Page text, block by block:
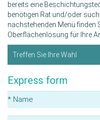
bereits eine
benötigen Rat und/oder
nachstehenden Menü finden
Oberflächenlösung für Ihre
Treffen Sie Ihre Wahl
Express form